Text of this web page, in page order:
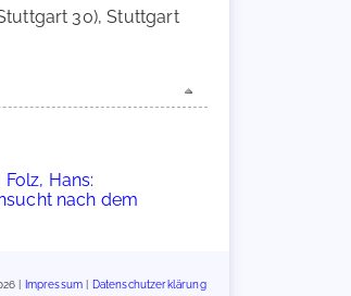
30), Stuttgart
Folz, Hans:
nach dem
| Impressum Datenschutzerklärung